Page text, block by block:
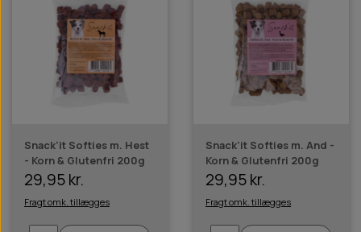
Snack'it Softies m. Hest
- Korn & Glutenfri 200g
29,95 kr.
Fragt omk. tillægges
Snack'it Softies m. And -
Korn & Glutenfri 200g
29,95 kr.
Fragt omk. tillægges